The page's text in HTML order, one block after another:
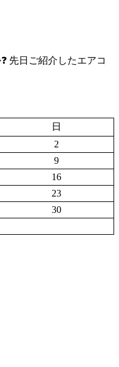
先日ご紹介したエアコ
日
2
9
16
23
30